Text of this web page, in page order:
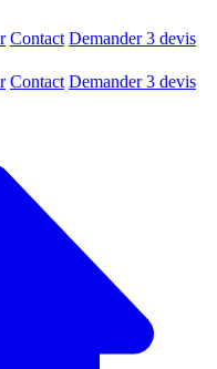
Contact Demander 3 devis
Contact Demander 3 devis